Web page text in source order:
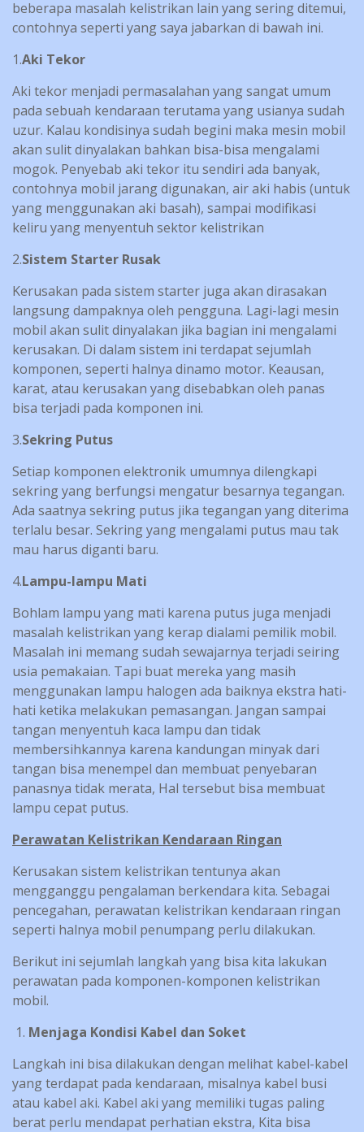
beberapa masalah kelistrikan lain yang sering ditemui,
contohnya seperti yang saya jabarkan di bawah ini.
1.Aki Tekor
Aki tekor menjadi permasalahan yang sangat umum
pada sebuah kendaraan terutama yang usianya sudah
uzur. Kalau kondisinya sudah begini maka mesin mobil
akan sulit dinyalakan bahkan bisa-bisa mengalami
mogok. Penyebab aki tekor itu sendiri ada banyak,
contohnya mobil jarang digunakan, air aki habis (untuk
yang menggunakan aki basah), sampai modifikasi
keliru yang menyentuh sektor kelistrikan
2.Sistem Starter Rusak
Kerusakan pada sistem starter juga akan dirasakan
langsung dampaknya oleh pengguna. Lagi-lagi mesin
mobil akan sulit dinyalakan jika bagian ini mengalami
kerusakan. Di dalam sistem ini terdapat sejumlah
komponen, seperti halnya dinamo motor. Keausan,
karat, atau kerusakan yang disebabkan oleh panas
bisa terjadi pada komponen ini.
3.Sekring Putus
Setiap komponen elektronik umumnya dilengkapi
sekring yang berfungsi mengatur besarnya tegangan.
Ada saatnya sekring putus jika tegangan yang diterima
terlalu besar. Sekring yang mengalami putus mau tak
mau harus diganti baru.
4.Lampu-lampu Mati
Bohlam lampu yang mati karena putus juga menjadi
masalah kelistrikan yang kerap dialami pemilik mobil.
Masalah ini memang sudah sewajarnya terjadi seiring
usia pemakaian. Tapi buat mereka yang masih
menggunakan lampu halogen ada baiknya ekstra hati-
hati ketika melakukan pemasangan. Jangan sampai
tangan menyentuh kaca lampu dan tidak
membersihkannya karena kandungan minyak dari
tangan bisa menempel dan membuat penyebaran
panasnya tidak merata, Hal tersebut bisa membuat
lampu cepat putus.
Perawatan Kelistrikan Kendaraan Ringan
Kerusakan sistem kelistrikan tentunya akan
mengganggu pengalaman berkendara kita. Sebagai
pencegahan, perawatan kelistrikan kendaraan ringan
seperti halnya mobil penumpang perlu dilakukan.
Berikut ini sejumlah langkah yang bisa kita lakukan
perawatan pada komponen-komponen kelistrikan
mobil.
Menjaga Kondisi Kabel dan Soket
Langkah ini bisa dilakukan dengan melihat kabel-kabel
yang terdapat pada kendaraan, misalnya kabel busi
atau kabel aki. Kabel aki yang memiliki tugas paling
berat perlu mendapat perhatian ekstra, Kita bisa